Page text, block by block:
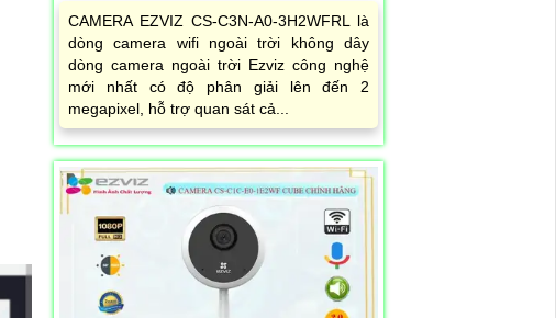
CAMERA EZVIZ CS-C3N-A0-3H2WFRL là
dòng camera wifi ngoài trời không dây
dòng camera ngoài trời Ezviz công nghệ
mới nhất có độ phân giải lên đến 2
megapixel, hỗ trợ quan sát cả...